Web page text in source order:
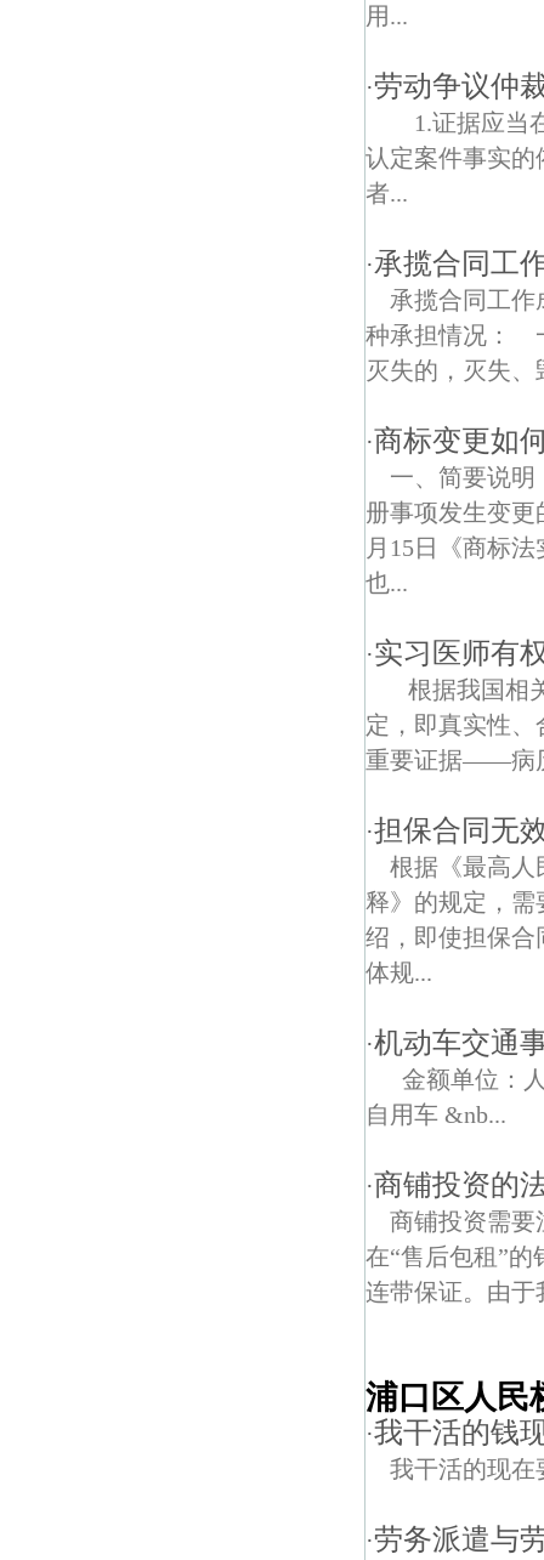
用...
·劳动争议仲
1.证据应当
认定案件事实
者...
·承揽合同工
承揽合同工
种承担情况：
灭失的，灭失
·商标变更如
一、简要说
册事项发生变
月15日《商标
也...
·实习医师有
根据我国相
定，即真实性
重要证据——病
·担保合同无
根据《最高人
释》的规定，需
绍，即使担保合
体规...
·机动车交通
金额单位
自用车 &nb...
·商铺投资的
商铺投资需要
在“售后包租”
连带保证。由于
浦口区人民
·我干活的钱
我干活的现在
·劳务派遣与